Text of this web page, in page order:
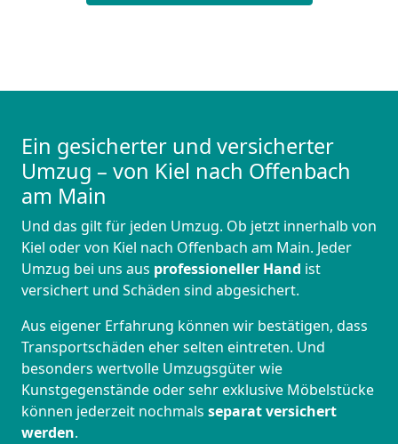
Ein gesicherter und versicherter
Umzug – von Kiel nach Offenbach
am Main
Und das gilt für jeden Umzug. Ob jetzt innerhalb von
Kiel oder von Kiel nach Offenbach am Main. Jeder
Umzug bei uns aus professioneller Hand ist
versichert und Schäden sind abgesichert.
Aus eigener Erfahrung können wir bestätigen, dass
Transportschäden eher selten eintreten. Und
besonders wertvolle Umzugsgüter wie
Kunstgegenstände oder sehr exklusive Möbelstücke
können jederzeit nochmals separat versichert
werden.